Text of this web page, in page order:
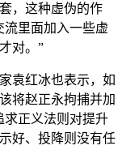
，这种虚伪的作
流里面加入一些虚
对。”
袁红冰也表示，如
将赵正永拘捕并加
求正义法则对提升
好、投降则没有任